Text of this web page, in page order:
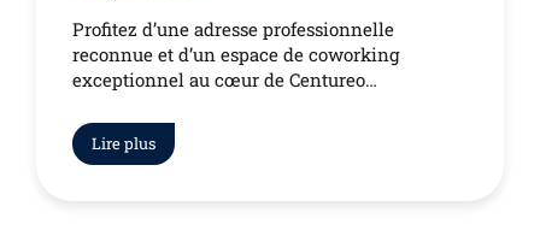
Profitez d’une adresse professionnelle
reconnue et d’un espace de coworking
exceptionnel au cœur de Centureo…
Lire plus